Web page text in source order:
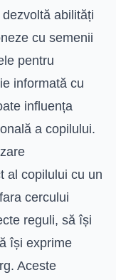
abilități
cu semenii
pentru
informată cu
influența
a copilului.
al copilului cu un
cercului
reguli, să își
își exprime
Aceste